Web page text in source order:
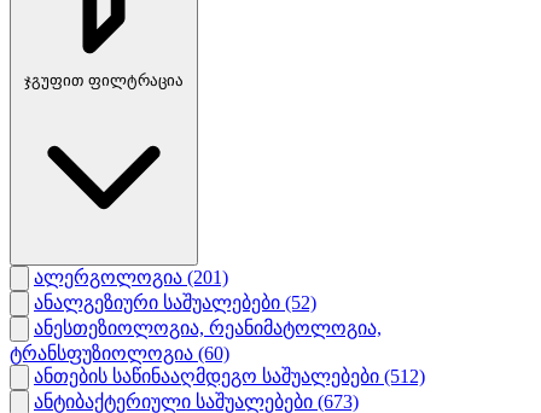
ჯგუფით ფილტრაცია
ალერგოლოგია (201)
ანალგეზიური საშუალებები (52)
ანესთეზიოლოგია, რეანიმატოლოგია,
ტრანსფუზიოლოგია (60)
ანთების საწინააღმდეგო საშუალებები (512)
ანტიბაქტერიული საშუალებები (673)